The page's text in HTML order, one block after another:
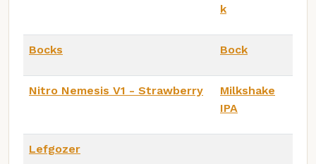
k
Bocks Bock
Nitro Nemesis V1 - Strawberry
Milkshake
IPA
Lefgozer